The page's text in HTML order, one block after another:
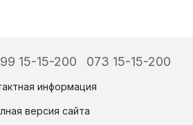
15-15-200 073 15-15-200
информация
версия сайта